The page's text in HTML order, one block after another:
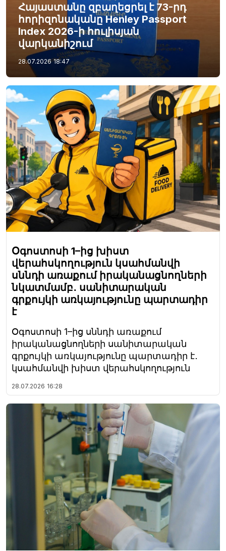
Հայաստանը զբաղեցրել է 73-րդ
հորիզոնականը Henley Passport
Index 2026-ի հուլիսյան
վարկանիշում
28.07.2026 18:47
Օգոստոսի 1–ից խիստ
վերահսկողություն կսահմանվի
սննդի առաքում իրականացնողների
նկատմամբ․ սանիտարական
գրքույկի առկայությունը պարտադիր
է
Օգոստոսի 1–ից սննդի առաքում
իրականացնողների սանիտարական
գրքույկի առկայությունը պարտադիր է․
կսահմանվի խիստ վերահսկողություն
28.07.2026 16:28